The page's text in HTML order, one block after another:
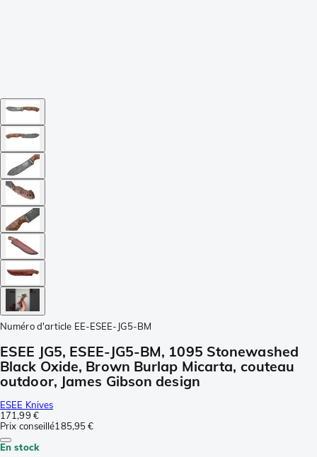
Numéro d'article EE-ESEE-JG5-BM
ESEE JG5, ESEE-JG5-BM, 1095 Stonewashed
Black Oxide, Brown Burlap Micarta, couteau
outdoor, James Gibson design
ESEE Knives
171,99 €
Prix conseillé185,95 €
En stock